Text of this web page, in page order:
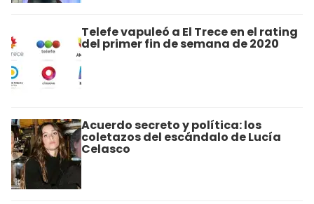
Telefe vapuleó a El Trece en el rating
del primer fin de semana de 2020
Acuerdo secreto y política: los
coletazos del escándalo de Lucía
Celasco